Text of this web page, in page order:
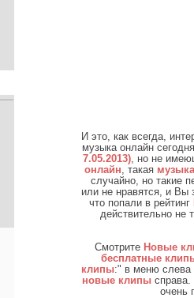
И это, как всегда,
музыка онлайн
7.05.2013), но не
онлайн, такая
случайно, но такие
или не нравятся, и Вы
что попали в рейтинг
действительно не
Смотрите Новые
бесплатные
клипы:" в меню слева
новые клипы
очень